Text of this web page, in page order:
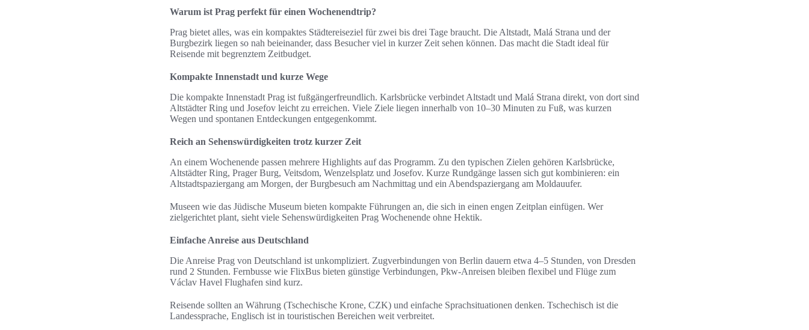
Warum ist Prag perfekt für einen Wochenendtrip?
Prag bietet alles, was ein kompaktes Städtereiseziel für zwei bis drei Tage braucht. Die Altstadt, Malá Strana und der
Burgbezirk liegen so nah beieinander, dass Besucher viel in kurzer Zeit sehen können. Das macht die Stadt ideal für
Reisende mit begrenztem Zeitbudget.
Kompakte Innenstadt und kurze Wege
Die kompakte Innenstadt Prag ist fußgängerfreundlich. Karlsbrücke verbindet Altstadt und Malá Strana direkt, von dort sind
Altstädter Ring und Josefov leicht zu erreichen. Viele Ziele liegen innerhalb von 10–30 Minuten zu Fuß, was kurzen
Wegen und spontanen Entdeckungen entgegenkommt.
Reich an Sehenswürdigkeiten trotz kurzer Zeit
An einem Wochenende passen mehrere Highlights auf das Programm. Zu den typischen Zielen gehören Karlsbrücke,
Altstädter Ring, Prager Burg, Veitsdom, Wenzelsplatz und Josefov. Kurze Rundgänge lassen sich gut kombinieren: ein
Altstadtspaziergang am Morgen, der Burgbesuch am Nachmittag und ein Abendspaziergang am Moldauufer.
Museen wie das Jüdische Museum bieten kompakte Führungen an, die sich in einen engen Zeitplan einfügen. Wer
zielgerichtet plant, sieht viele Sehenswürdigkeiten Prag Wochenende ohne Hektik.
Einfache Anreise aus Deutschland
Die Anreise Prag von Deutschland ist unkompliziert. Zugverbindungen von Berlin dauern etwa 4–5 Stunden, von Dresden
rund 2 Stunden. Fernbusse wie FlixBus bieten günstige Verbindungen, Pkw-Anreisen bleiben flexibel und Flüge zum
Václav Havel Flughafen sind kurz.
Reisende sollten an Währung (Tschechische Krone, CZK) und einfache Sprachsituationen denken. Tschechisch ist die
Landessprache, Englisch ist in touristischen Bereichen weit verbreitet.